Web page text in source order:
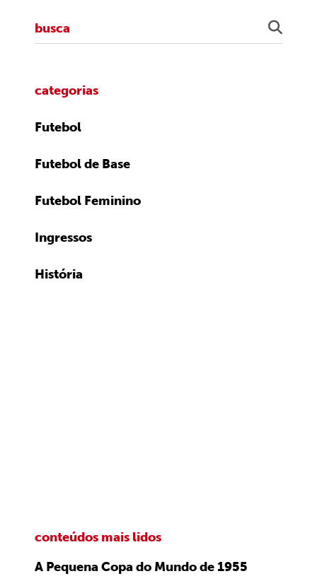
categorias
Futebol
Futebol de Base
Futebol Feminino
Ingressos
História
conteúdos mais lidos
A Pequena Copa do Mundo de 1955